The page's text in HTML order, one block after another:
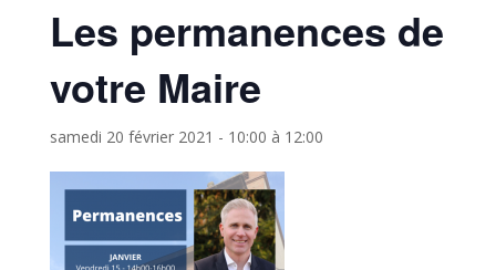
Les permanences de
votre Maire
samedi 20 février 2021 - 10:00 à 12:00